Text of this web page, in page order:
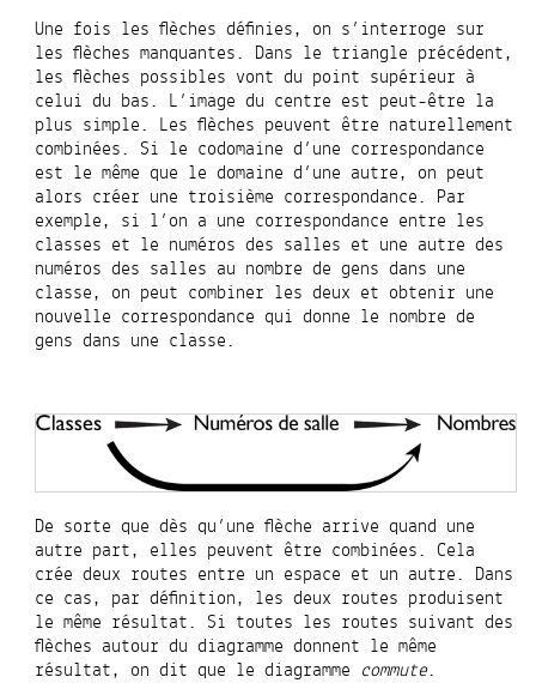
Une fois les flèches définies, on s’interroge sur
les flèches manquantes. Dans le triangle précédent,
les flèches possibles vont du point supérieur à
celui du bas. L’image du centre est peut-être la
plus simple. Les flèches peuvent être naturellement
combinées. Si le codomaine d’une correspondance
est le même que le domaine d’une autre, on peut
alors créer une troisième correspondance. Par
exemple, si l’on a une correspondance entre les
classes et le numéros des salles et une autre des
numéros des salles au nombre de gens dans une
classe, on peut combiner les deux et obtenir une
nouvelle correspondance qui donne le nombre de
gens dans une classe.
De sorte que dès qu’une flèche arrive quand une
autre part, elles peuvent être combinées. Cela
crée deux routes entre un espace et un autre. Dans
ce cas, par définition, les deux routes produisent
le même résultat. Si toutes les routes suivant des
flèches autour du diagramme donnent le même
résultat, on dit que le diagramme commute.